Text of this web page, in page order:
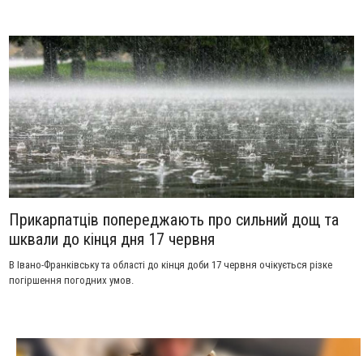
Прикарпатців попереджають про сильний дощ та
шквали до кінця дня 17 червня
В Івано-Франківську та області до кінця доби 17 червня очікується різке
погіршення погодних умов.